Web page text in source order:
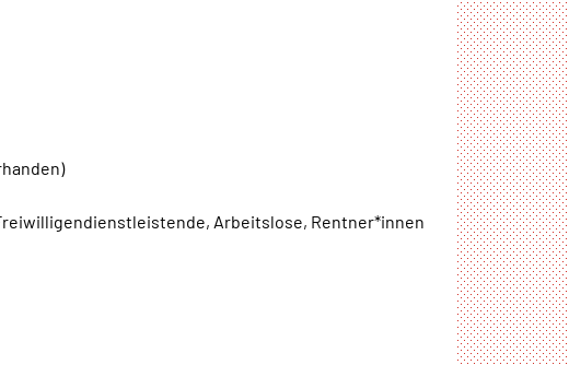
Arbeitslose, Rentner*innen